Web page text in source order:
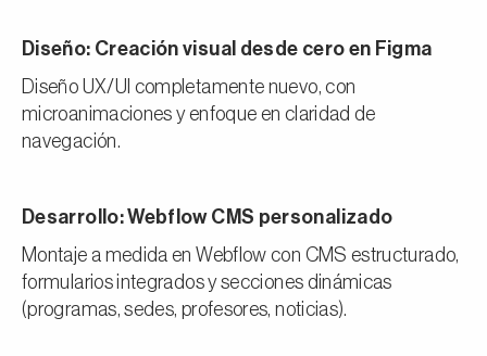
Diseño: Creación visual desde cero en Figma
Diseño UX/UI completamente nuevo, con
microanimaciones y enfoque en claridad de
navegación.
Desarrollo: Webflow CMS personalizado
Montaje a medida en Webflow con CMS estructurado,
formularios integrados y secciones dinámicas
(programas, sedes, profesores, noticias).